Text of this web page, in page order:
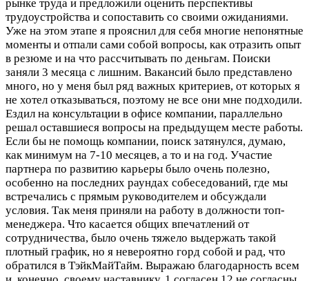
рынке труда и предложили оценить перспективы
трудоустройства и сопоставить со своими ожиданиями.
Уже на этом этапе я прояснил для себя многие непонятные
моменты и отпали сами собой вопросы, как отразить опыт
в резюме и на что рассчитывать по деньгам. Поиски
заняли 3 месяца с лишним. Вакансий было представлено
много, но у меня был ряд важных критериев, от которых я
не хотел отказываться, поэтому не все они мне подходили.
Ездил на консультации в офисе компании, параллельно
решал оставшиеся вопросы на предыдущем месте работы.
Если бы не помощь компании, поиск затянулся, думаю,
как минимум на 7-10 месяцев, а то и на год. Участие
партнера по развитию карьеры было очень полезно,
особенно на последних раундах собеседований, где мы
встречались с прямым руководителем и обсуждали
условия. Так меня приняли на работу в должности топ-
менеджера. Что касается общих впечатлений от
сотрудничества, было очень тяжело выдержать такой
плотный график, но я невероятно горд собой и рад, что
обратился в ТэйкМайТайм. Выражаю благодарность всем